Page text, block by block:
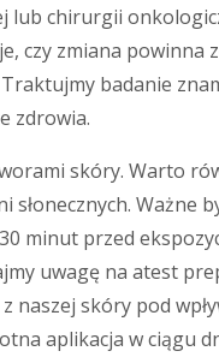
chirurgii
czy zmiana powinna
badanie
zdrowia.
skóry. Warto
Ważne
minut przed
uwagę na atest
naszej skóry pod
aplikacja w ciągu